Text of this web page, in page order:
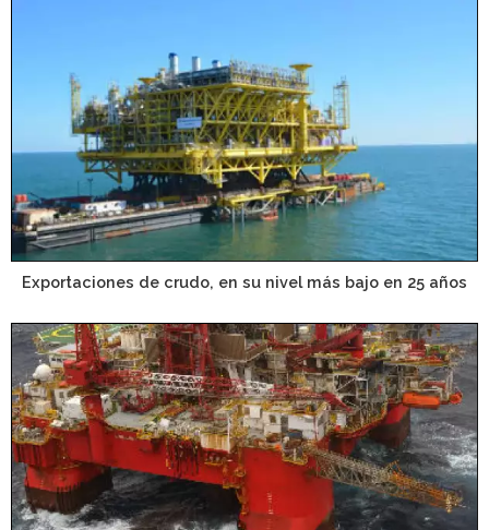
Exportaciones de crudo, en su nivel más bajo en 25 años